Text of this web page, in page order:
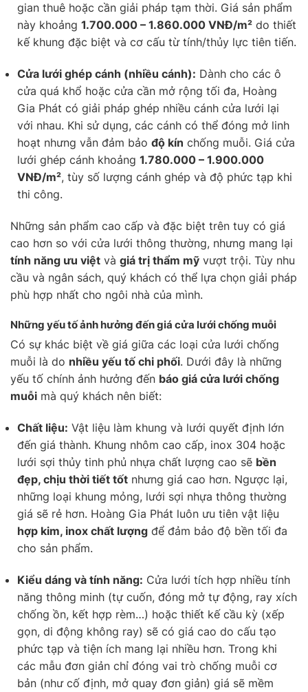
gian thuê hoặc cần giải pháp tạm thời. Giá sản phẩm
này khoảng 1.700.000 – 1.860.000 VNĐ/m² do thiết
kế khung đặc biệt và cơ cấu từ tính/thủy lực tiên tiến.
Cửa lưới ghép cánh (nhiều cánh): Dành cho các ô
cửa quá khổ hoặc cửa cần mở rộng tối đa, Hoàng
Gia Phát có giải pháp ghép nhiều cánh cửa lưới lại
với nhau. Khi sử dụng, các cánh có thể đóng mở linh
hoạt nhưng vẫn đảm bảo độ kín chống muỗi. Giá cửa
lưới ghép cánh khoảng 1.780.000 – 1.900.000
VNĐ/m², tùy số lượng cánh ghép và độ phức tạp khi
thi công.
Những sản phẩm cao cấp và đặc biệt trên tuy có giá
cao hơn so với cửa lưới thông thường, nhưng mang lại
tính năng ưu việt và giá trị thẩm mỹ vượt trội. Tùy nhu
cầu và ngân sách, quý khách có thể lựa chọn giải pháp
phù hợp nhất cho ngôi nhà của mình.
Những yếu tố ảnh hưởng đến giá cửa lưới chống muỗi
Có sự khác biệt về giá giữa các loại cửa lưới chống
muỗi là do nhiều yếu tố chi phối. Dưới đây là những
yếu tố chính ảnh hưởng đến báo giá cửa lưới chống
muỗi mà quý khách nên biết:
Chất liệu: Vật liệu làm khung và lưới quyết định lớn
đến giá thành. Khung nhôm cao cấp, inox 304 hoặc
lưới sợi thủy tinh phủ nhựa chất lượng cao sẽ bền
đẹp, chịu thời tiết tốt nhưng giá cao hơn. Ngược lại,
những loại khung mỏng, lưới sợi nhựa thông thường
giá sẽ rẻ hơn. Hoàng Gia Phát luôn ưu tiên vật liệu
hợp kim, inox chất lượng để đảm bảo độ bền tối đa
cho sản phẩm.
Kiểu dáng và tính năng: Cửa lưới tích hợp nhiều tính
năng thông minh (tự cuốn, đóng mở tự động, ray xích
chống ồn, kết hợp rèm…) hoặc thiết kế cầu kỳ (xếp
gọn, di động không ray) sẽ có giá cao do cấu tạo
phức tạp và tiện ích mang lại nhiều hơn. Trong khi
các mẫu đơn giản chỉ đóng vai trò chống muỗi cơ
bản (như cố định, mở quay đơn giản) giá sẽ mềm